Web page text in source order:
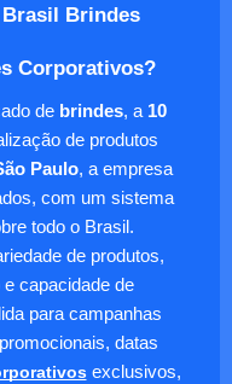
Brasil Brindes
Corporativos?
de brindes, a 10
de produtos
Paulo, a empresa
com um sistema
todo o Brasil.
de produtos,
capacidade de
para campanhas
datas
exclusivos,